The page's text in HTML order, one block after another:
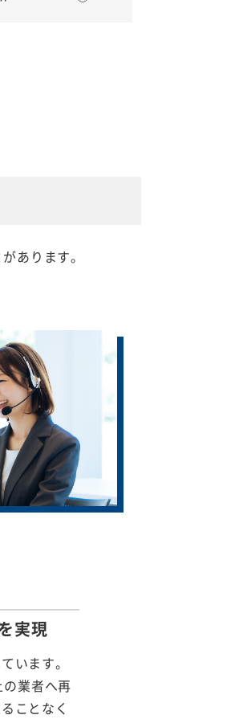
あります。
実現
います。
業者へ再
ことなく